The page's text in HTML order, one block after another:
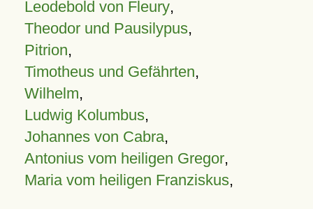
Leodebold von Fleury,
Theodor und Pausilypus,
Pitrion,
Timotheus und Gefährten,
Wilhelm,
Ludwig Kolumbus,
Johannes von Cabra,
Antonius vom heiligen Gregor,
Maria vom heiligen Franziskus,